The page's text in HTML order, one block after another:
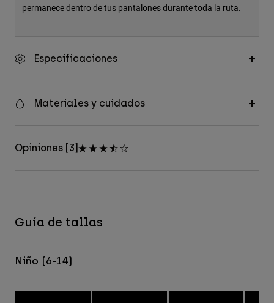
permanece dentro de tus pantalones durante toda la ruta.
Especificaciones
Materiales y cuidados
Opiniones [3]
Guía de tallas
Niño (6-14)